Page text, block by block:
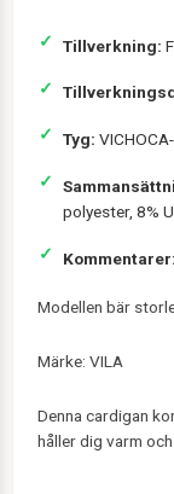
Tillverkning:
Tyg:
polyester, 8%
Kommentarer:
Modellen bär
Märke: VILA
Denna cardigan
håller dig varm